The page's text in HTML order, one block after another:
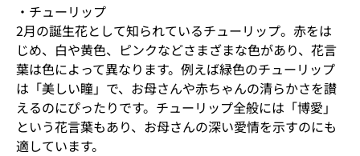
・チューリップ
2月の誕生花として知られているチューリップ。赤をは
じめ、白や黄色、ピンクなどさまざまな色があり、花言
葉は色によって異なります。例えば緑色のチューリップ
は「美しい瞳」で、お母さんや赤ちゃんの清らかさを讃
えるのにぴったりです。チューリップ全般には「博愛」
という花言葉もあり、お母さんの深い愛情を示すのにも
適しています。